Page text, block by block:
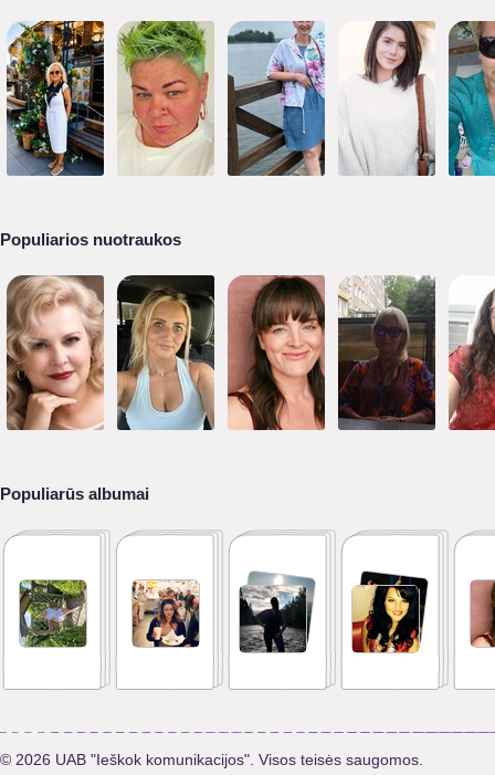
Populiarios nuotraukos
Populiarūs albumai
© 2026 UAB "Ieškok komunikacijos". Visos teisės saugomos.